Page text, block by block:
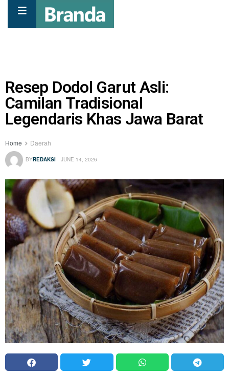
Resep Dodol Garut Asli:
Camilan Tradisional
Legendaris Khas Jawa Barat
Home Daerah
BYREDAKSI JUNE 14, 2026